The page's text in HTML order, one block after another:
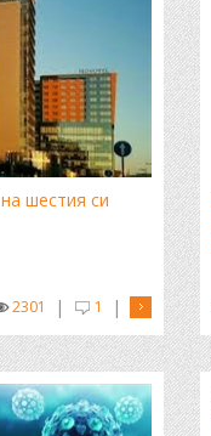
шестия си
|
1
|
2301